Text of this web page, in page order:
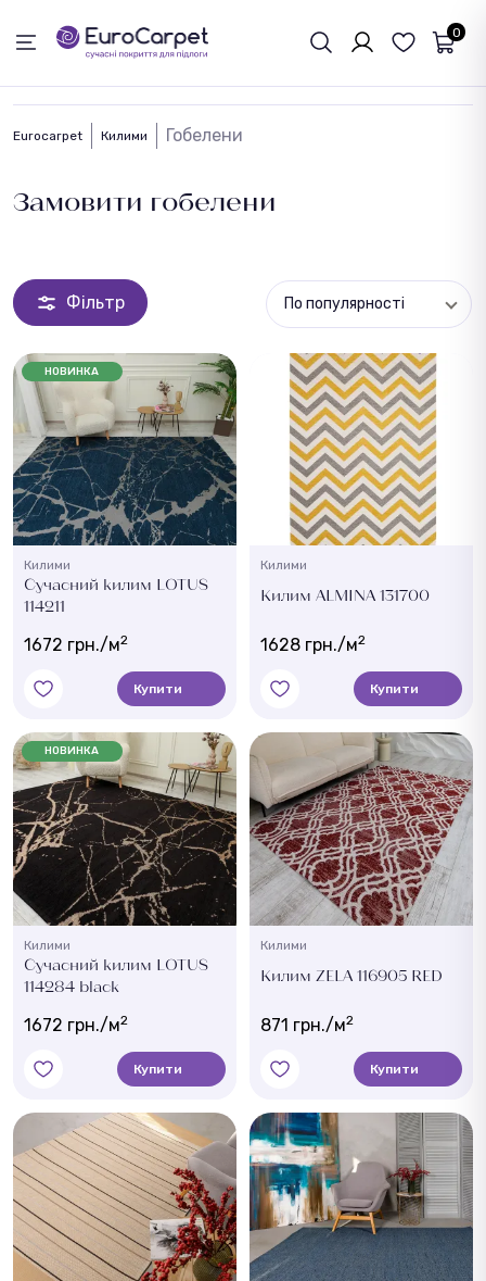
0
Eurocarpet Килими Гобелени
Замовити гобелени
Фільтр По популярності
НОВИНКА
Килими
Сучасний килим LOTUS
114211
1672 грн./м2
Купити
Килими
Килим ALMINA 131700
1628 грн./м2
Купити
НОВИНКА
Килими
Сучасний килим LOTUS
114284 black
1672 грн./м2
Купити
Килими
Килим ZELA 116905 RED
871 грн./м2
Купити
ЗВОРОТНІЙ ЗВЯЗОК